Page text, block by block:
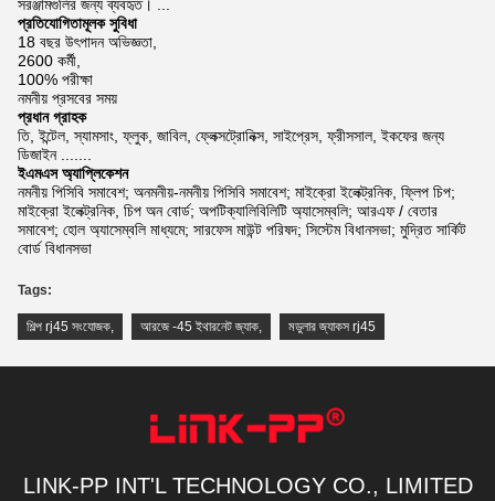
সরঞ্জামগুলির জন্য ব্যবহৃত।
প্রতিযোগিতামূলক সুবিধা
18 বছর উৎপাদন অভিজ্ঞতা,
2600 কর্মী,
100% পরীক্ষা
নমনীয় প্রসবের সময়
প্রধান গ্রাহক
তি, ইন্টেল, স্যামসাং, ফ্লুক, জাবিল, ফ্লেক্সট্রোনিক্স, সাইপ্রেস, ফ্রীসসাল, ইকফের জন্য
ডিজাইন .......
ইএমএস অ্যাপ্লিকেশন
নমনীয় পিসিবি সমাবেশ; অনমনীয়-নমনীয় পিসিবি সমাবেশ; মাইক্রো ইলেক্ট্রনিক, ফ্লিপ চিপ;
মাইক্রো ইলেক্ট্রনিক, চিপ অন বোর্ড; অপটিক্যালিবিলিটি অ্যাসেম্বলি; আরএফ / বেতার
সমাবেশ; হোল অ্যাসেম্বলি মাধ্যমে; সারফেস মাউন্ট পরিষদ; সিস্টেম বিধানসভা; মুদ্রিত সার্কিট
বোর্ড বিধানসভা
Tags:
শিল্প rj45 সংযোজক, আরজে -45 ইথারনেট জ্যাক, মডুলার জ্যাকস rj45
LINK-PP INT'L TECHNOLOGY CO., LIMITED